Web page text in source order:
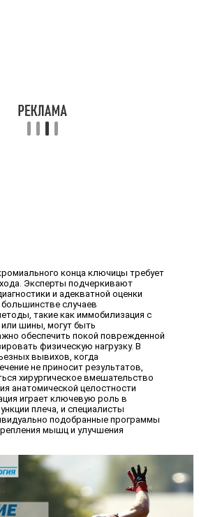
конца ключицы требует
Эксперты подчеркивают
и адекватной оценки
случаев
такие как иммобилизация с
шины, могут быть
обеспечить покой поврежденной
физическую нагрузку. В
вывихов, когда
не приносит результатов,
хирургическое вмешательство
анатомической целостности
играет ключевую роль в
плеча, и специалисты
подобранные программы
мышц и улучшения